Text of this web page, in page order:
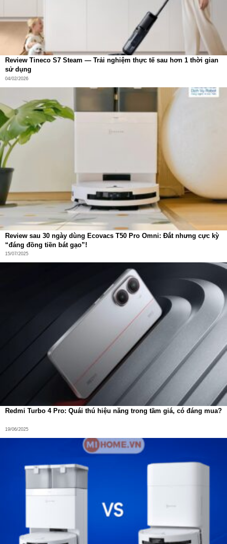
Review Tineco S7 Steam — Trải nghiệm thực tế sau hơn 1 thời gian
sử dụng
04/02/2026
Review sau 30 ngày dùng Ecovacs T50 Pro Omni: Đắt nhưng cực kỳ
“đáng đồng tiền bát gạo”!
15/07/2025
Redmi Turbo 4 Pro: Quái thú hiệu năng trong tầm giá, có đáng mua?
19/06/2025